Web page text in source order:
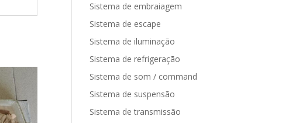
Sistema de embraiagem
Sistema de escape
Sistema de iluminação
Sistema de refrigeração
Sistema de som / command
Sistema de suspensão
Sistema de transmissão